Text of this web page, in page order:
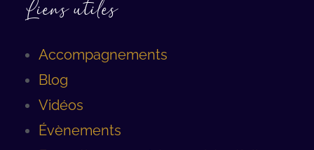
Liens utiles
Accompagnements
Blog
Vidéos
Évènements